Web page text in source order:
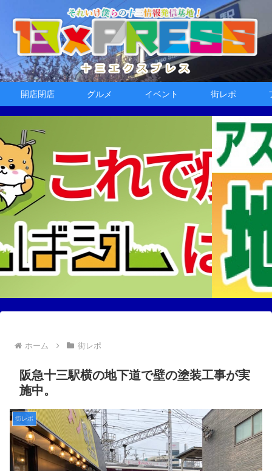
開店閉店 グルメ イベント 街レポ
ホーム 街レポ
阪急十三駅横の地下道で壁の塗装工事が実
施中。
街レポ